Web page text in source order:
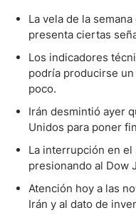
La vela de la
presenta ciertas
Los indicadores
podría producirse
poco.
Irán desmintió ayer
Unidos para poner
La interrupción en
presionando al Dow
Atención hoy a las
Irán y al dato de